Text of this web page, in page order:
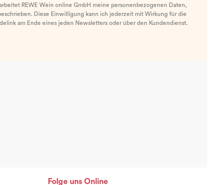
REWE Wein online GmbH meine personenbezogenen Daten,
Diese Einwilligung kann ich jederzeit mit Wirkung für die
am Ende eines jeden Newsletters oder über den Kundendienst.
Folge uns Online